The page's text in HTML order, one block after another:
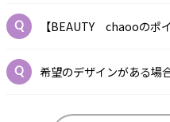
【BEAUTY chaooのポ
希望のデザインがある場